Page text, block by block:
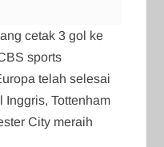
cetak 3 gol ke
sports
telah selesai
Inggris, Tottenham
City meraih